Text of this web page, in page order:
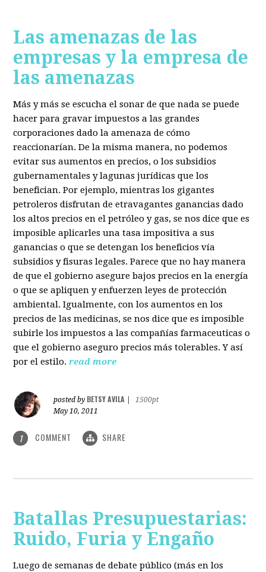
Las amenazas de las
empresas y la empresa de
las amenazas
Más y más se escucha el sonar de que nada se puede
hacer para gravar impuestos a las grandes
corporaciones dado la amenaza de cómo
reaccionarían. De la misma manera, no podemos
evitar sus aumentos en precios, o los subsidios
gubernamentales y lagunas jurídicas que los
benefician. Por ejemplo, mientras los gigantes
petroleros disfrutan de etravagantes ganancias dado
los altos precios en el petróleo y gas, se nos dice que es
imposible aplicarles una tasa impositiva a sus
ganancias o que se detengan los beneficios vía
subsidios y fisuras legales. Parece que no hay manera
de que el gobierno asegure bajos precios en la energía
o que se apliquen y enfuerzen leyes de protección
ambiental. Igualmente, con los aumentos en los
precios de las medicinas, se nos dice que es imposible
subirle los impuestos a las compañías farmaceuticas o
que el gobierno aseguro precios más tolerables. Y así
por el estilo. read more
posted by BETSY AVILA
1500pt
May 10, 2011
1 COMMENT SHARE
Batallas Presupuestarias:
Ruido, Furia y Engaño
Luego de semanas de debate público (más en los